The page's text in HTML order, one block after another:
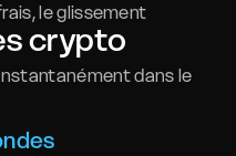
le glissement
crypto
dans le